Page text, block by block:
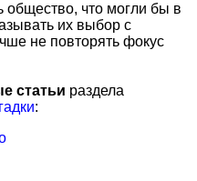
что могли бы в
их выбор с
не повторять фокус
статьи раздела
: